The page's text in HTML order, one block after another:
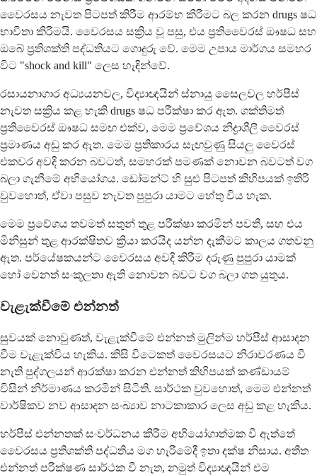
වෛරසය නැවත පිටපත් කිරීම ආරම්භ කිරීමට බල කරන drugs ෂධ
භාවිතා කිරීමයි. වෛරසය සක්‍රිය වූ පසු, එය ප්‍රතිවෛරස් ඖෂධ සහ
ඔබේ ප්‍රතිශක්ති පද්ධතියට ගොදුරු වේ. මෙම උපාය මාර්ගය සමහර
විට "shock and kill" ලෙස හැඳින්වේ.
රසායනාගාර අධ්‍යයනවල, විද්‍යාඥයින් ස්නායු සෛලවල හර්පීස්
නැවත සක්‍රිය කළ හැකි drugs ෂධ පරීක්ෂා කර ඇත. ශක්තිමත්
ප්‍රතිවෛරස් ඖෂධ සමඟ එක්ව, මෙම ප්‍රවේශය නිද්‍රාශීලී වෛරස්
ප්‍රමාණය අඩු කර ඇත. මෙම ප්‍රතිකාරය සැඟවුණු සියලු වෛරස්
එකවර අවදි කරන බවටත්, සමහරක් පමණක් නොවන බවටත් වග
බලා ගැනීමේ අභියෝගය. ඩෝමන්ට් හි සුළු පිටපත් කිහිපයක් ඉතිරි
වුවහොත්, ඒවා පසුව නැවත පුපුරා යාමට හේතු විය හැක.
මෙම ප්‍රවේශය තවමත් සතුන් තුළ පරීක්ෂා කරමින් පවතී, සහ එය
මිනිසුන් තුළ ආරක්ෂිතව ක්‍රියා කරයිද යන්න දැකීමට කාලය ගතවනු
ඇත. පර්යේෂකයන්ට වෛරසය අවදි කිරීම දරුණු පුපුරා යාමක්
හෝ වෙනත් සංකූලතා ඇති නොවන බවට වග බලා ගත යුතුය.
වැළැක්වීමේ එන්නත්
සුවයක් නොවුණත්, වැළැක්වීමේ එන්නත් මුලින්ම හර්පීස් ආසාදන
වීම වැළැක්විය හැකිය. කිසි විටෙකත් වෛරසයට නිරාවරණය වී
නැති පුද්ගලයන් ආරක්ෂා කරන එන්නත් කිහිපයක් කණ්ඩායම්
විසින් නිර්මාණය කරමින් සිටිති. සාර්ථක වුවහොත්, මෙම එන්නත්
වාර්ෂිකව නව ආසාදන සංඛ්‍යාව නාටකාකාර ලෙස අඩු කළ හැකිය.
හර්පීස් එන්නතක් සංවර්ධනය කිරීම අභියෝගාත්මක වී ඇත්තේ
වෛරසය ප්‍රතිශක්ති පද්ධතිය මග හැරීමේදී ඉතා දක්ෂ නිසාය. අතීත
එන්නත් පරීක්ෂණ සාර්ථක වී නැත, නමුත් විද්‍යාඥයින් එම